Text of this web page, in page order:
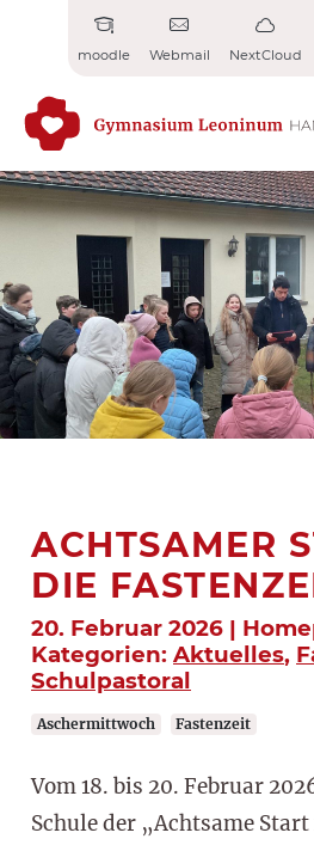
moodle Webmail NextCloud
ACHTSAMER
DIE
20. Februar 2026 |
Kategorien: Aktuelles,
Schulpastoral
Aschermittwoch Fastenzeit
Vom 18. bis 20. Februar
Schule der „Achtsame